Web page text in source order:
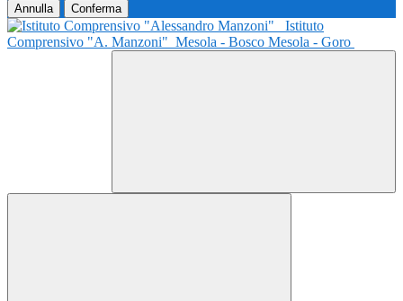
Annulla Conferma
Istituto
Comprensivo "A. Manzoni" Mesola - Bosco Mesola - Goro